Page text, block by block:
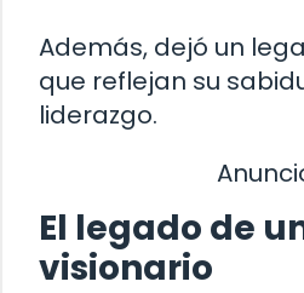
Además, dejó un
que reflejan su
liderazgo.
El legado de
visionario